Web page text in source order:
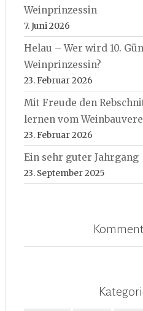
Weinprinzessin
7. Juni 2026
Helau – Wer wird 10.
Weinprinzessin?
23. Februar 2026
Mit Freude den
lernen vom
23. Februar 2026
Ein sehr guter Jahrgang
23. September 2025